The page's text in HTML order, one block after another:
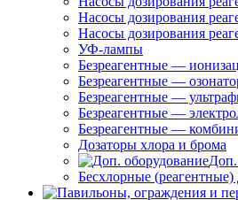
Насосы дозирования
Насосы дозирования
УФ-лампы
Безреагентные —
Безреагентные —
Безреагентные —
Безреагентные —
Безреагентные —
Дозаторы хлора и брома
Доп.
Бесхлорные